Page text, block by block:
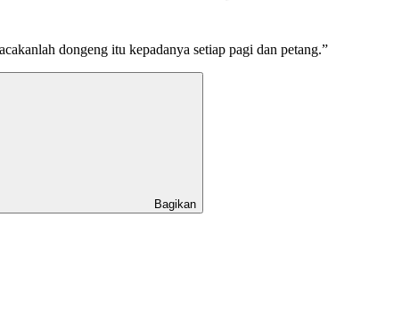
dongeng itu kepadanya setiap pagi dan petang.”
Bagikan